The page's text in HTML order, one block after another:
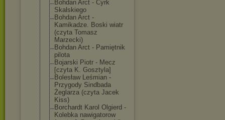
Bohdan Arct - Cyrk
Skalskiego
Bohdan Arct -
Kamikadze. Boski wiatr
(czyta Tomasz
Marzecki)
Bohdan Arct - Pamiętnik
pilota
Bojarski Piotr - Mecz
[czyta K. Gosztyla]
Bolesław Leśmian -
Przygody Sindbada
Żeglarza (czyta Jacek
Kiss)
Borchardt Karol Olgierd -
Kolebka nawigatorow